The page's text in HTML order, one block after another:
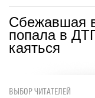
Сбежавшая
попала в
каяться
ВЫБОР ЧИТАТЕЛЕЙ